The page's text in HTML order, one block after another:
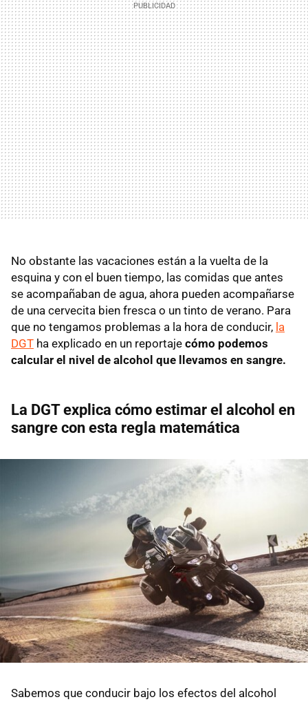
No obstante las vacaciones están a la vuelta de la
esquina y con el buen tiempo, las comidas que antes
se acompañaban de agua, ahora pueden acompañarse
de una cervecita bien fresca o un tinto de verano. Para
que no tengamos problemas a la hora de conducir, la
DGT ha explicado en un reportaje cómo podemos
calcular el nivel de alcohol que llevamos en sangre.
La DGT explica cómo estimar el alcohol en
sangre con esta regla matemática
Sabemos que conducir bajo los efectos del alcohol